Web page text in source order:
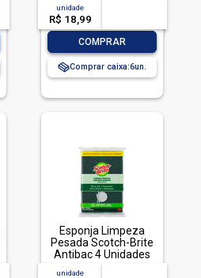
unidade
R$ 18,99
COMPRAR
Comprar caixa:6
Esponja Limpeza
Pesada Scotch-Brite
Antibac 4 Unidades
Pacote Econômico
unidade